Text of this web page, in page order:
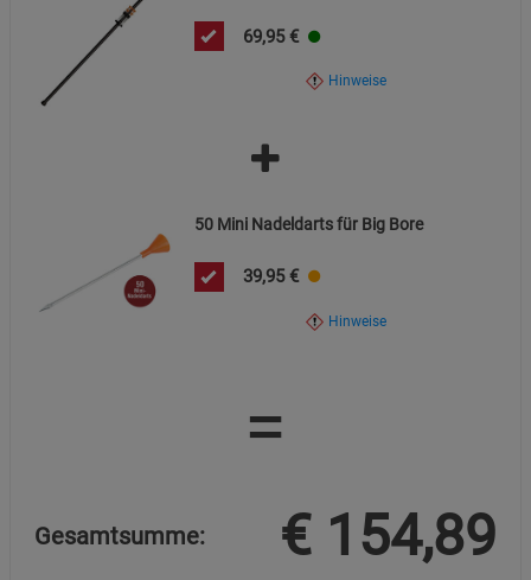
69,95 €
Hinweise
50 Mini Nadeldarts für Big Bore
39,95 €
Hinweise
=
Gesamtsumme: € 154,89